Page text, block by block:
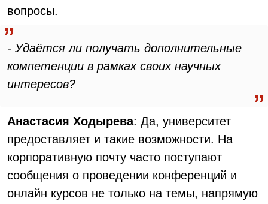
вопросы.
- Удаётся ли получать дополнительные
компетенции в рамках своих научных
интересов?
Анастасия Ходырева: Да, университет
предоставляет и такие возможности. На
корпоративную почту часто поступают
сообщения о проведении конференций и
онлайн курсов не только на темы, напрямую